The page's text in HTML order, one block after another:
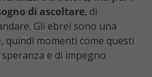
di ascoltare, di
Gli ebrei sono una
quindi momenti come questi
e di impegno